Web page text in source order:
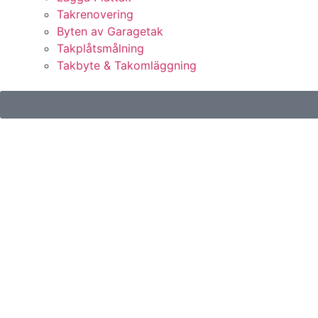
Takrenovering
Byten av Garagetak
Takplåtsmålning
Takbyte & Takomläggning